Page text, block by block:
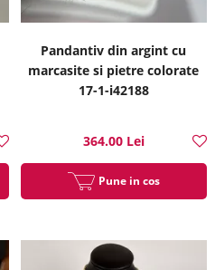
Pandantiv din argint cu
marcasite si pietre colorate
17-1-i42188
364.00 Lei
Pune in cos